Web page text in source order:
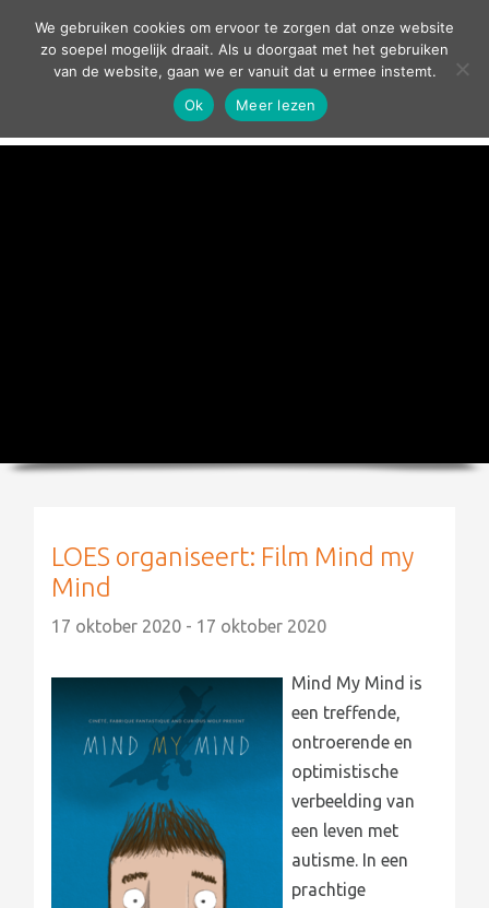
contact
LOES organiseert: Film Mind my
Mind
17 oktober 2020 - 17 oktober 2020
Mind My Mind is
een treffende,
ontroerende en
optimistische
verbeelding van
een leven met
autisme. In een
prachtige
We gebruiken cookies om ervoor te zorgen dat onze website
zo soepel mogelijk draait. Als u doorgaat met het gebruiken
van de website, gaan we er vanuit dat u ermee instemt.
Ok
Meer lezen